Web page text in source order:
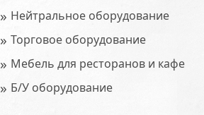
» Нейтральное оборудование
» Торговое оборудование
» Мебель для ресторанов и кафе
» Б/У оборудование